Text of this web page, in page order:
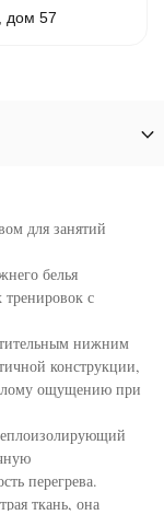
дом 57
для занятий
белья
с
нижним
конструкции,
ощущению при
перегрева.
ткань, она